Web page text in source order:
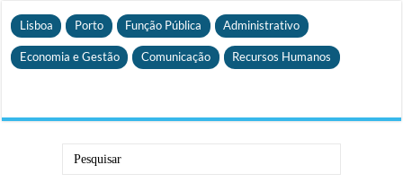
Lisboa Porto Função Pública Administrativo
Economia e Gestão Comunicação Recursos Humanos